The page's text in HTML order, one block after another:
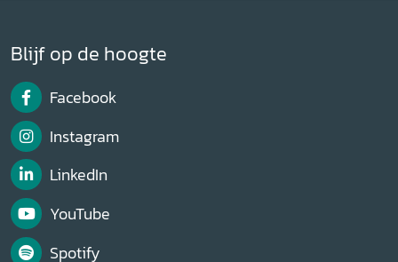
Blijf op de hoogte
Facebook
Instagram
LinkedIn
YouTube
Spotify